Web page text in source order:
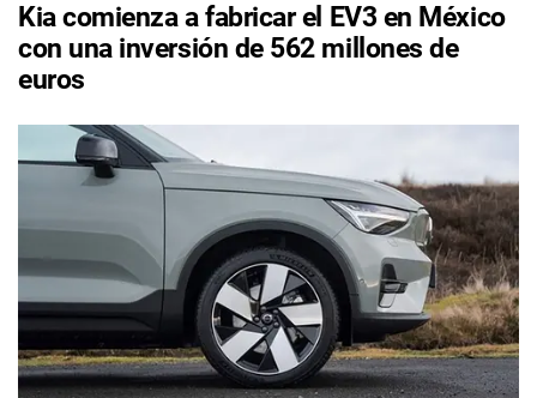
Kia comienza a fabricar el EV3 en México
con una inversión de 562 millones de
euros